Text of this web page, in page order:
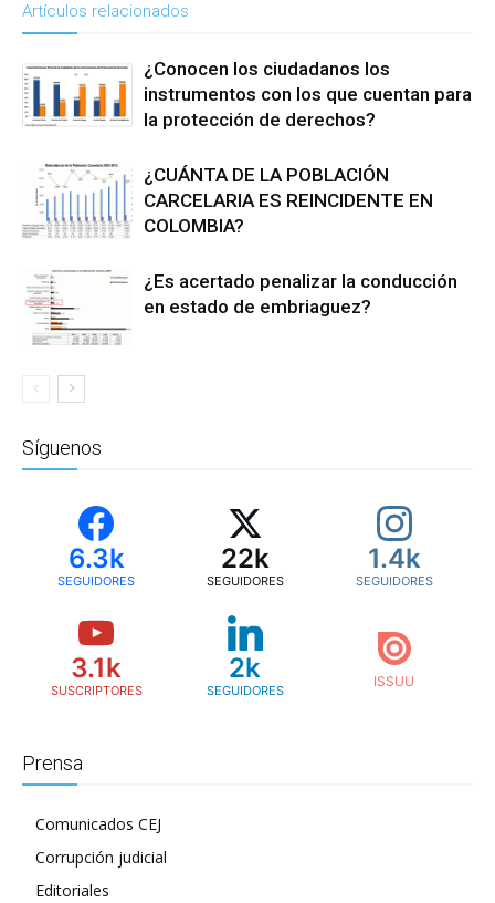
Artículos relacionados
¿Conocen los ciudadanos los
instrumentos con los que cuentan para
la protección de derechos?
¿CUÁNTA DE LA POBLACIÓN
CARCELARIA ES REINCIDENTE EN
COLOMBIA?
¿Es acertado penalizar la conducción
en estado de embriaguez?
Síguenos
6.3k
SEGUIDORES
22k
SEGUIDORES
1.4k
SEGUIDORES
3.1k
SUSCRIPTORES
2k
SEGUIDORES
Prensa
Comunicados CEJ
Corrupción judicial
Editoriales